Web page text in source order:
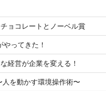
ョコレートとノーベル賞
やってきた！
経営が企業を変える！
を動かす環境操作術〜